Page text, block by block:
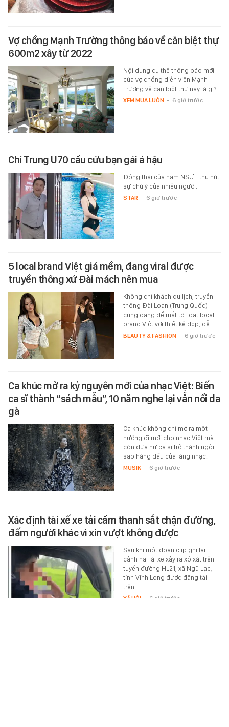
Vợ chồng Mạnh Trường thông báo về căn biệt thự
600m2 xây từ 2022
Nội dung cụ thể thông báo mới
của vợ chồng diễn viên Mạnh
Trường về căn biệt thự này là gì?
XEM MUA LUÔN - 6 giờ trước
Chí Trung U70 cầu cứu bạn gái á hậu
Động thái của nam NSƯT thu hút
sự chú ý của nhiều người.
STAR - 6 giờ trước
5 local brand Việt giá mềm, đang viral được
truyền thông xứ Đài mách nên mua
Không chỉ khách du lịch, truyền
thông Đài Loan (Trung Quốc)
cũng đang để mắt tới loạt local
brand Việt với thiết kế đẹp, dễ…
BEAUTY & FASHION - 6 giờ trước
Ca khúc mở ra kỷ nguyên mới của nhạc Việt: Biến
ca sĩ thành “sách mẫu”, 10 năm nghe lại vẫn nổi da
gà
Ca khúc không chỉ mở ra một
hướng đi mới cho nhạc Việt mà
còn đưa nữ ca sĩ trở thành ngôi
sao hàng đầu của làng nhạc.
MUSIK - 6 giờ trước
Xác định tài xế xe tải cầm thanh sắt chặn đường,
đấm người khác vì xin vượt không được
Sau khi một đoạn clip ghi lại
cảnh hai lái xe xảy ra xô xát trên
tuyến đường HL21, xã Ngũ Lạc,
tỉnh Vĩnh Long được đăng tải
trên…
XÃ HỘI 6 giờ trước